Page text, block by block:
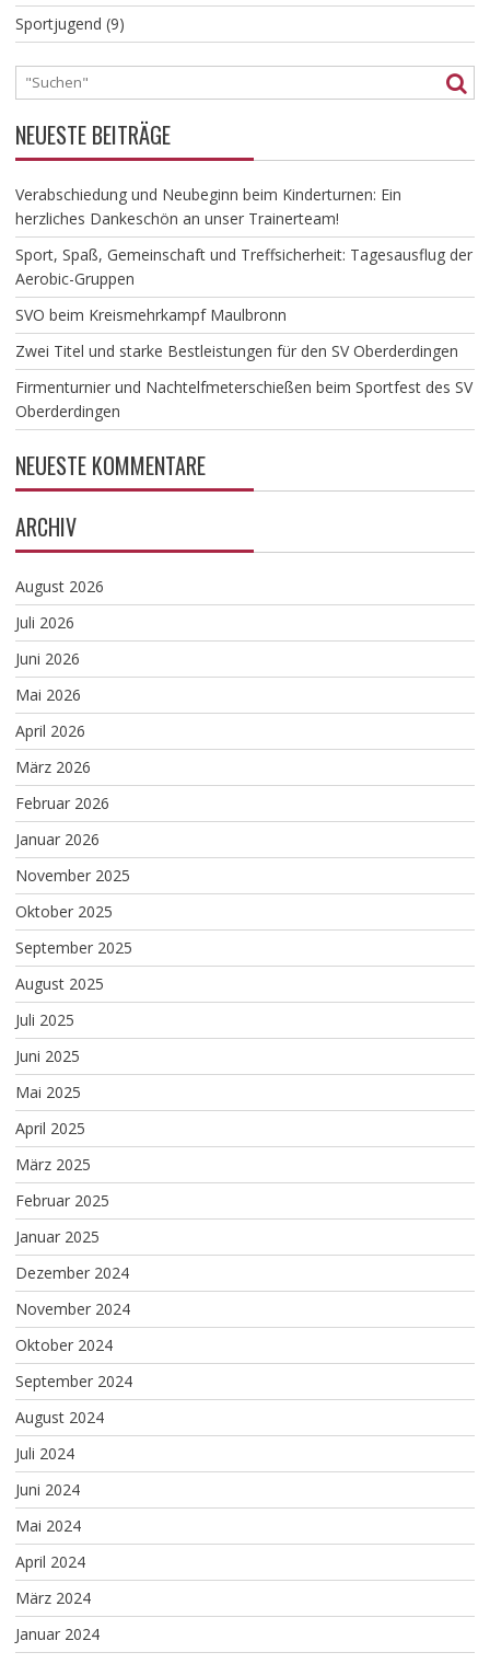
Sportjugend (9)
NEUESTE BEITRÄGE
Verabschiedung und Neubeginn beim Kinderturnen: Ein
herzliches Dankeschön an unser Trainerteam!
​Sport, Spaß, Gemeinschaft und Treffsicherheit: Tagesausflug der
Aerobic-Gruppen
SVO beim Kreismehrkampf Maulbronn
Zwei Titel und starke Bestleistungen für den SV Oberderdingen
Firmenturnier und Nachtelfmeterschießen beim Sportfest des SV
Oberderdingen
NEUESTE KOMMENTARE
ARCHIV
August 2026
Juli 2026
Juni 2026
Mai 2026
April 2026
März 2026
Februar 2026
Januar 2026
November 2025
Oktober 2025
September 2025
August 2025
Juli 2025
Juni 2025
Mai 2025
April 2025
März 2025
Februar 2025
Januar 2025
Dezember 2024
November 2024
Oktober 2024
September 2024
August 2024
Juli 2024
Juni 2024
Mai 2024
April 2024
März 2024
Januar 2024